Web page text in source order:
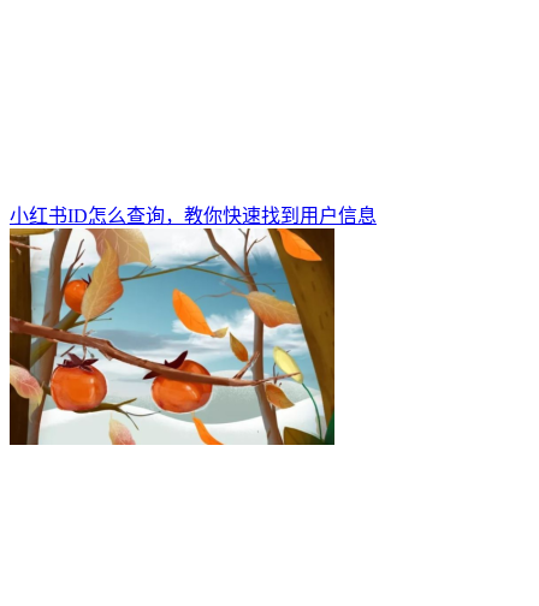
小红书ID怎么查询，教你快速找到用户信息